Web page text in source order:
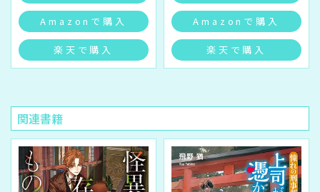
Amazonで購入
楽天で購入
Amazonで購入
楽天で購入
関連書籍